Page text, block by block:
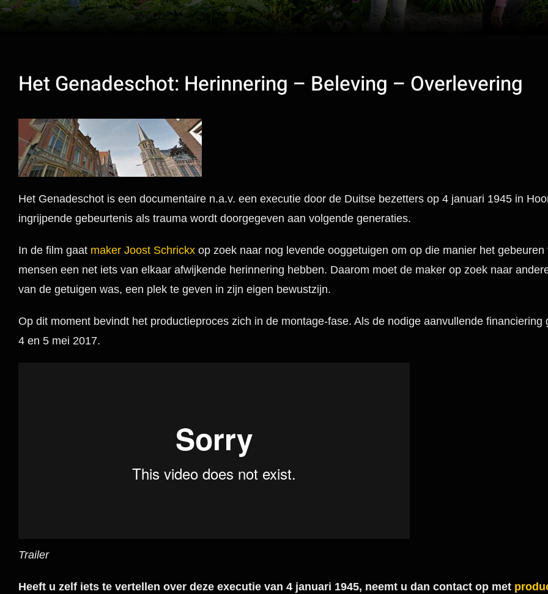
Het Genadeschot: Herinnering – Beleving – Overlevering
Het Genadeschot is een documentaire n.a.v. een executie door de Duitse bezetters op 4 januari 1945 in
ingrijpende gebeurtenis als trauma wordt doorgegeven aan volgende generaties.
In de film gaat maker Joost Schrickx op zoek naar nog levende ooggetuigen om op die manier het
mensen een net iets van elkaar afwijkende herinnering hebben. Daarom moet de maker op zoek naar
van de getuigen was, een plek te geven in zijn eigen bewustzijn.
Op dit moment bevindt het productieproces zich in de montage-fase. Als de nodige aanvullende
4 en 5 mei 2017.
Trailer
Heeft u zelf iets te vertellen over deze executie van 4 januari 1945, neemt u dan contact op met